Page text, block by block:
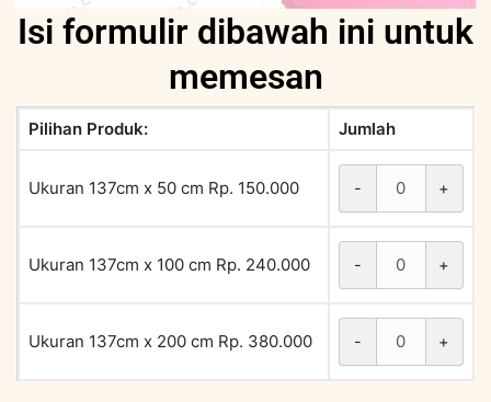
Isi formulir dibawah ini untuk
memesan
Pilihan Produk: Jumlah
Ukuran 137cm x 50 cm Rp. 150.000 - +
Ukuran 137cm x 100 cm Rp. 240.000 - +
Ukuran 137cm x 200 cm Rp. 380.000 - +